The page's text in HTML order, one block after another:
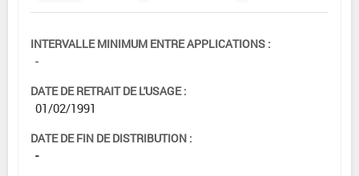
INTERVALLE MINIMUM ENTRE APPLICATIONS :
-
DATE DE RETRAIT DE L'USAGE :
01/02/1991
DATE DE FIN DE DISTRIBUTION :
-